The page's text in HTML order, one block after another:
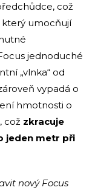
což
který umocňují
jednoduché
„vlnka“ od
vypadá o
hmotnosti o
což zkracuje
jeden metr při
nový Focus